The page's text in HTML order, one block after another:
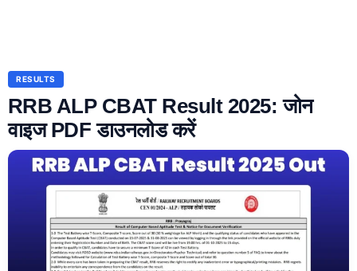
RESULTS
RRB ALP CBAT Result 2025: जोन
वाइज PDF डाउनलोड करें